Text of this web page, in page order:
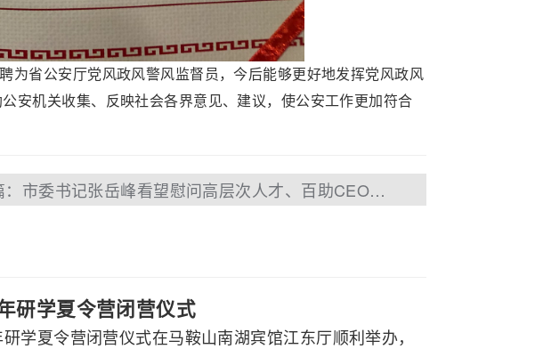
省公安厅党风政风警风监督员，今后能够更好地发挥党风政风
安机关收集、反映社会各界意见、建议，使公安工作更加符合
下一篇：市委书记张岳峰看望慰问高层次人才、百助CEO程磊
研学夏令营闭营仪式
学夏令营闭营仪式在马鞍山南湖宾馆江东厅顺利举办，